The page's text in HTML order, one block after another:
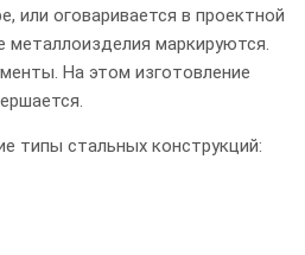
или оговаривается в проектной
маркируются.
На этом изготовление
типы стальных конструкций: